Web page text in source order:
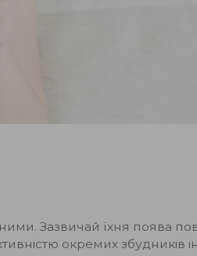
Зазвичай їхня поява
окремих збудників